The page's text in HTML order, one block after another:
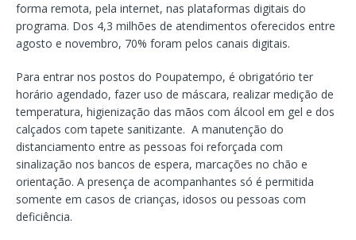
forma remota, pela internet, nas plataformas digitais do
programa. Dos 4,3 milhões de atendimentos oferecidos entre
agosto e novembro, 70% foram pelos canais digitais.
Para entrar nos postos do Poupatempo, é obrigatório ter
horário agendado, fazer uso de máscara, realizar medição de
temperatura, higienização das mãos com álcool em gel e dos
calçados com tapete sanitizante. A manutenção do
distanciamento entre as pessoas foi reforçada com
sinalização nos bancos de espera, marcações no chão e
orientação. A presença de acompanhantes só é permitida
somente em casos de crianças, idosos ou pessoas com
deficiência.